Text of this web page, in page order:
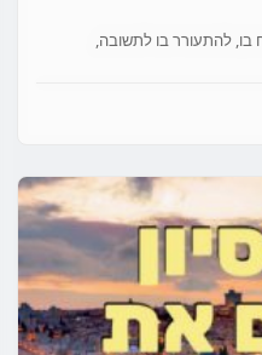
בו, להתעורר בו לתשובה,